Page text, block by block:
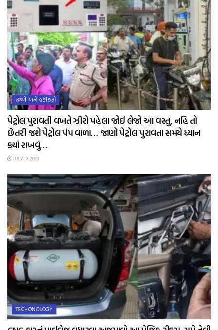
તથ્યો અને હકીકતો
પેટ્રોલ પુરાવતી વખતે ઝીરો પહેલા જોઈ લેજો આ વસ્તુ, નહિ તો
છેતરી જશે પેટ્રોલ પંપ વાળા… જાણો પેટ્રોલ પુરાવતા સમયે ધ્યાન
ક્યાં રાખવું…
JULY 19, 2023
TECHONOLOGY